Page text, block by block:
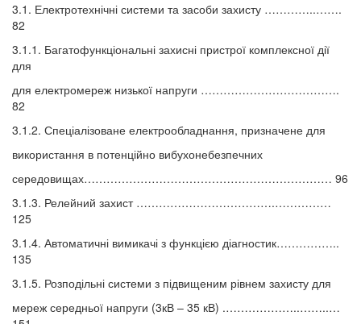
3.1. Електротехнічні системи та засоби захисту …………..…….
82
3.1.1. Багатофункціональні захисні пристрої комплексної дії
для
для електромереж низької напруги ……………………………….
82
3.1.2. Спеціалізоване електрообладнання, призначене для
використання в потенційно вибухонебезпечних
середовищах………………………………………………………… 96
3.1.3. Релейний захист ……………………………….……………
125
3.1.4. Автоматичні вимикачі з функцією діагностик……………..
135
3.1.5. Розподільні системи з підвищеним рівнем захисту для
мереж середньої напруги (3кВ – 35 кВ) .………………..……..…